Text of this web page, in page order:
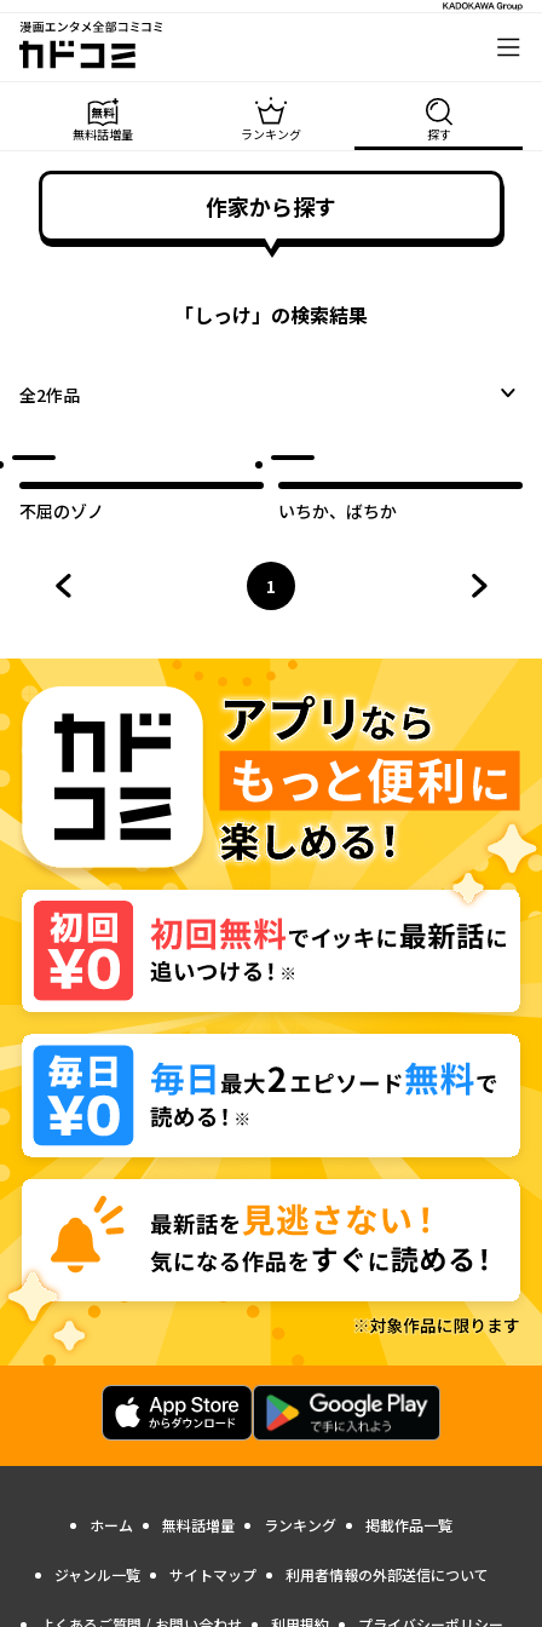
漫画エンタメ全部コミコミ
カドコミ
無料話増量 ランキング 探す
作家から探す
「しっけ」の検索結果
全2作品
不屈のゾノ いちか、ばちか
ページ
1
へ
ホーム 無料話増量 ランキング 掲載作品一覧
ジャンル一覧 サイトマップ 利用者情報の外部送信について